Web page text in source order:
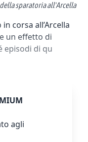
sparatoria all'Arcella
corsa all’Arcella
un effetto di
episodi di qu
agli